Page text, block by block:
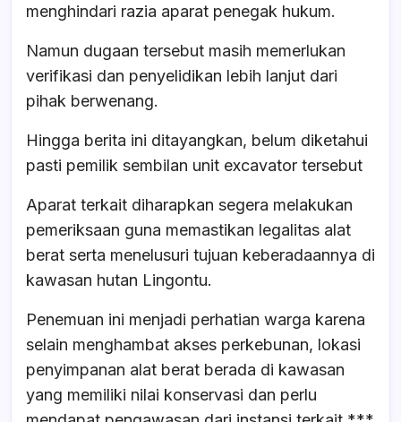
menghindari razia aparat penegak hukum.
Namun dugaan tersebut masih memerlukan
verifikasi dan penyelidikan lebih lanjut dari
pihak berwenang.
Hingga berita ini ditayangkan, belum diketahui
pasti pemilik sembilan unit excavator tersebut
Aparat terkait diharapkan segera melakukan
pemeriksaan guna memastikan legalitas alat
berat serta menelusuri tujuan keberadaannya di
kawasan hutan Lingontu.
Penemuan ini menjadi perhatian warga karena
selain menghambat akses perkebunan, lokasi
penyimpanan alat berat berada di kawasan
yang memiliki nilai konservasi dan perlu